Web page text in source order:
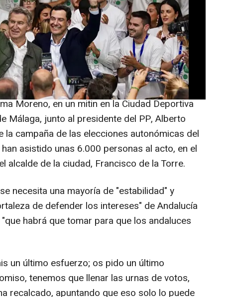
a una semana de las elecciones
un "último esfuerzo" en la "recta final" para
con un gobierno con "fortaleza" para
comunidad que no se merece "el trato" que
Moreno, en un mitin en la Ciudad Deportiva
Málaga, junto al presidente del PP, Alberto
la campaña de las elecciones autonómicas del
asistido unas 6.000 personas al acto, en el
alcalde de la ciudad, Francisco de la Torre.
necesita una mayoría de "estabilidad" y
de defender los intereses" de Andalucía
habrá que tomar para que los andaluces
un último esfuerzo; os pido un último
tenemos que llenar las urnas de votos,
recalcado, apuntando que eso solo lo puede